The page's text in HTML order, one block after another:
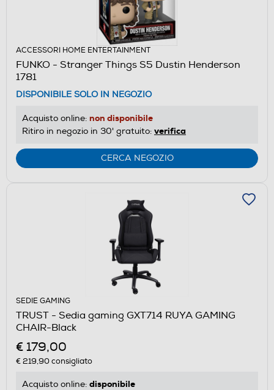
ACCESSORI HOME ENTERTAINMENT
FUNKO - Stranger Things S5 Dustin Henderson
1781
DISPONIBILE SOLO IN NEGOZIO
Acquisto online: non disponibile
Ritiro in negozio in 30' gratuito: verifica
CERCA NEGOZIO
SEDIE GAMING
TRUST - Sedia gaming GXT714 RUYA GAMING
CHAIR-Black
€ 179,00
€ 219,90consigliato
Acquisto online: disponibile